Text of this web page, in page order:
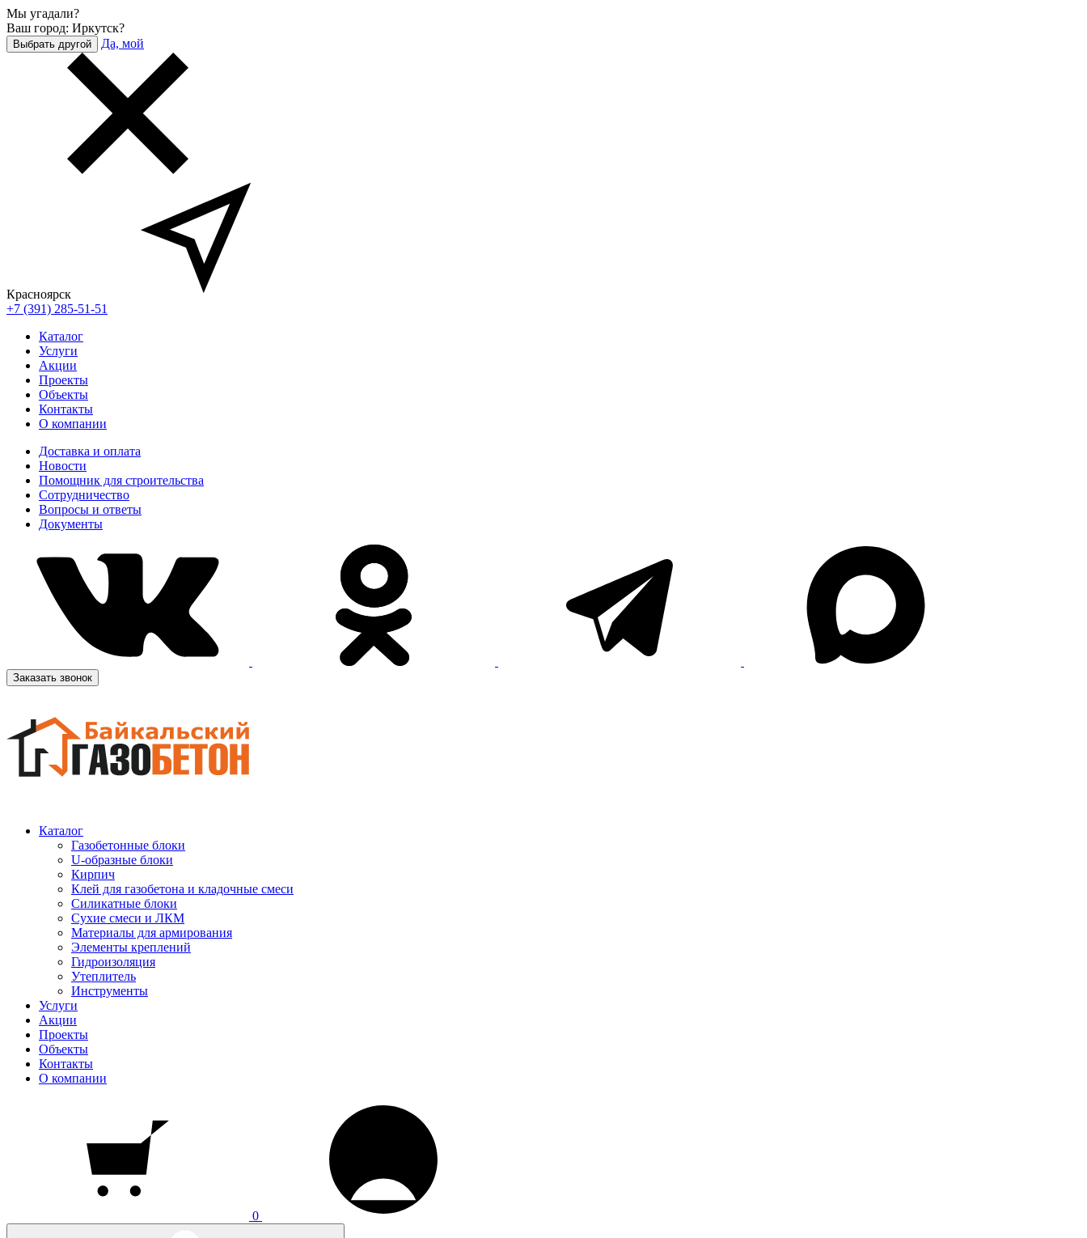
Мы угадали?
Ваш город: Иркутск?
Выбрать другой Да, мой
Красноярск
+7 (391) 285-51-51
Каталог
Услуги
Акции
Проекты
Объекты
Контакты
О компании
Доставка и оплата
Новости
Помощник для строительства
Сотрудничество
Вопросы и ответы
Документы
Заказать звонок
Каталог
Газобетонные блоки
U-образные блоки
Кирпич
Клей для газобетона и кладочные смеси
Силикатные блоки
Сухие смеси и ЛКМ
Материалы для армирования
Элементы креплений
Гидроизоляция
Утеплитель
Инструменты
Услуги
Акции
Проекты
Объекты
Контакты
О компании
0